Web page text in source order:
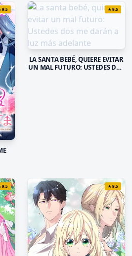
9.5 ★9.5
LA SANTA BEBÉ, QUIERE EVITAR
UN MAL FUTURO: USTEDES DOS
9.5 ★9.5